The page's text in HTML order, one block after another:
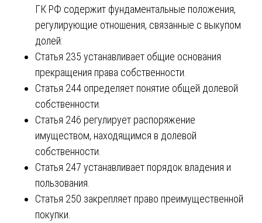
ГК РФ содержит фундаментальные положения,
регулирующие отношения, связанные с выкупом
долей:
Статья 235 устанавливает общие основания
прекращения права собственности.
Статья 244 определяет понятие общей долевой
собственности.
Статья 246 регулирует распоряжение
имуществом, находящимся в долевой
собственности.
Статья 247 устанавливает порядок владения и
пользования.
Статья 250 закрепляет право преимущественной
покупки.